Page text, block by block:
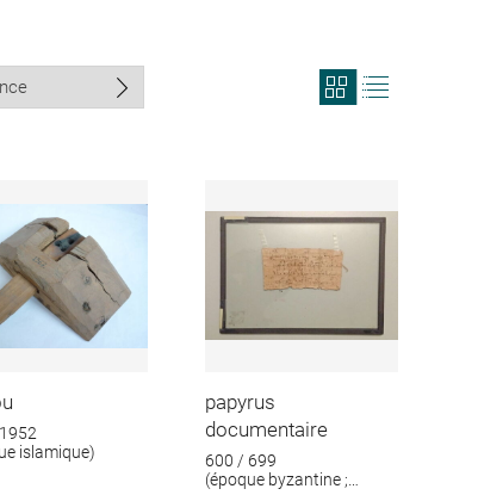
View
search
islamique)
papyrus
documentaire
600 / 699
(époque byzantine ;